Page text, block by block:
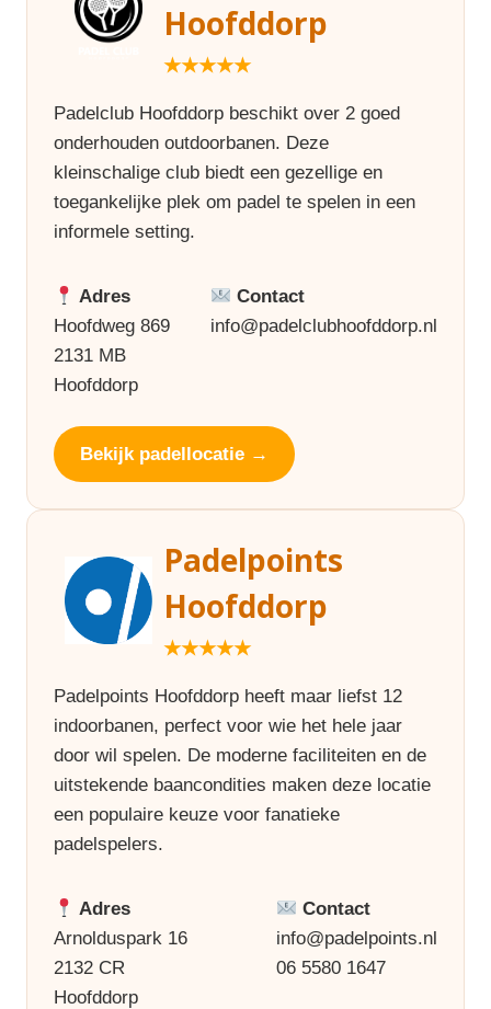
Hoofddorp
★★★★★
Padelclub Hoofddorp beschikt over 2 goed
onderhouden outdoorbanen. Deze
kleinschalige club biedt een gezellige en
toegankelijke plek om padel te spelen in een
informele setting.
Adres
Hoofdweg 869
2131 MB
Hoofddorp
Contact
info@padelclubhoofddorp.nl
Bekijk padellocatie →
Padelpoints
Hoofddorp
★★★★★
Padelpoints Hoofddorp heeft maar liefst 12
indoorbanen, perfect voor wie het hele jaar
door wil spelen. De moderne faciliteiten en de
uitstekende baancondities maken deze locatie
een populaire keuze voor fanatieke
padelspelers.
Adres
Arnolduspark 16
2132 CR
Hoofddorp
Contact
info@padelpoints.nl
06 5580 1647